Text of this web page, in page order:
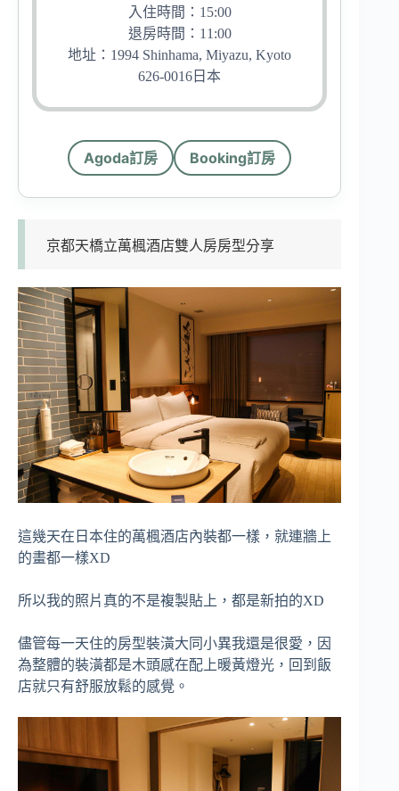
入住時間：15:00
退房時間：11:00
地址：1994 Shinhama, Miyazu, Kyoto
626-0016日本
Agoda訂房 Booking訂房
京都天橋立萬楓酒店雙人房房型分享
這幾天在日本住的萬楓酒店內裝都一樣，就連牆上
的畫都一樣XD
所以我的照片真的不是複製貼上，都是新拍的XD
儘管每一天住的房型裝潢大同小異我還是很愛，因
為整體的裝潢都是木頭感在配上暖黃燈光，回到飯
店就只有舒服放鬆的感覺。